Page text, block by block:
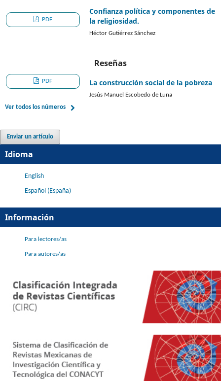
Confianza política y componentes de
la religiosidad.
Héctor Gutiérrez Sánchez
PDF
Reseñas
La construcción social de la pobreza
Jesús Manuel Escobedo de Luna
PDF
Ver todos los números
Enviar un artículo
Idioma
English
Español (España)
Información
Para lectores/as
Para autores/as